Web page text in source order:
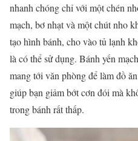
nhanh chóng chỉ với một chén
mạch, bơ nhạt và một chút nho
tạo hình bánh, cho vào tủ lạnh
là có thể sử dụng. Bánh yến
mang tới văn phòng để làm đồ
giúp bạn giảm bớt cơn đói mà
trong bánh rất thấp.